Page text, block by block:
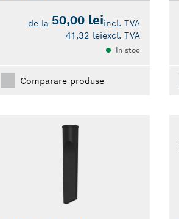
de la 50,00 leiincl. TVA
41,32 leiexcl. TVA
În stoc
Comparare produse